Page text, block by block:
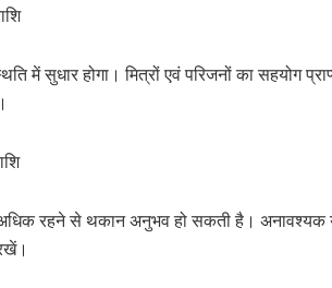
में सुधार होगा। मित्रों एवं परिजनों का सहयोग
रहने से थकान अनुभव हो सकती है। अनावश्यक